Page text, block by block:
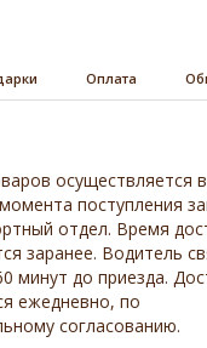
Оплата
осуществляется
поступления
отдел. Время
заранее. Водитель
минут до приезда.
ежедневно, по
согласованию.